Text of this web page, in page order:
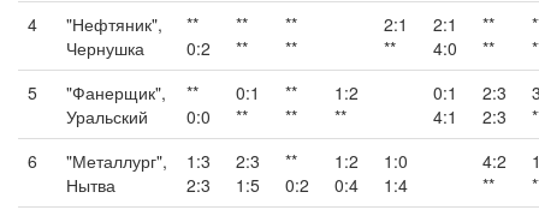
4
"Нефтяник",
Чернушка
**
0:2
**
**
**
**
2:1
**
2:1
4:0
**
**
5
"Фанерщик",
Уральский
**
0:0
0:1
**
**
**
1:2
**
0:1
4:1
2:3
2:3
6
"Металлург",
Нытва
1:3
2:3
2:3
1:5
**
0:2
1:2
0:4
1:0
1:4
4:2
**